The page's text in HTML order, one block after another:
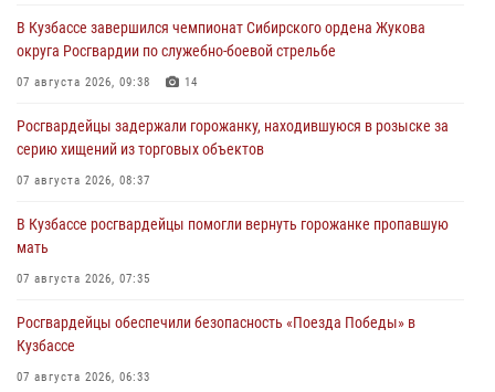
В Кузбассе завершился чемпионат Сибирского ордена Жукова
округа Росгвардии по служебно-боевой стрельбе
07 августа 2026, 09:38 14
Росгвардейцы задержали горожанку, находившуюся в розыске за
серию хищений из торговых объектов
07 августа 2026, 08:37
В Кузбассе росгвардейцы помогли вернуть горожанке пропавшую
мать
07 августа 2026, 07:35
Росгвардейцы обеспечили безопасность «Поезда Победы» в
Кузбассе
07 августа 2026, 06:33